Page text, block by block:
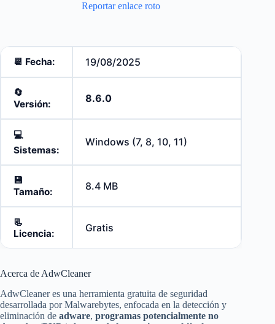
Reportar enlace roto
📆 Fecha: 19/08/2025
🔄️
Versión:
8.6.0
💻
Sistemas:
Windows (7, 8, 10, 11)
💾
Tamaño:
8.4 MB
📃
Licencia:
Gratis
Acerca de AdwCleaner
AdwCleaner es una herramienta gratuita de seguridad
desarrollada por Malwarebytes, enfocada en la detección y
eliminación de adware, programas potencialmente no